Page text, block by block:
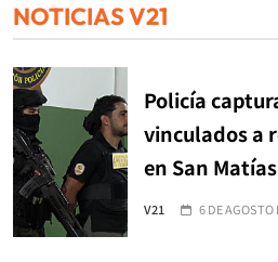
NOTICIAS V21
Policía
vinculados a
en San Matías
V21 6 DE AGOSTO